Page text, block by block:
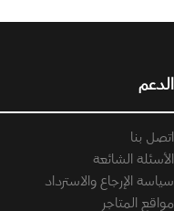
الدعم
اتصل بنا
الأسئلة الشائعة
سياسة الإرجاع والاسترداد
مواقع المتاجر